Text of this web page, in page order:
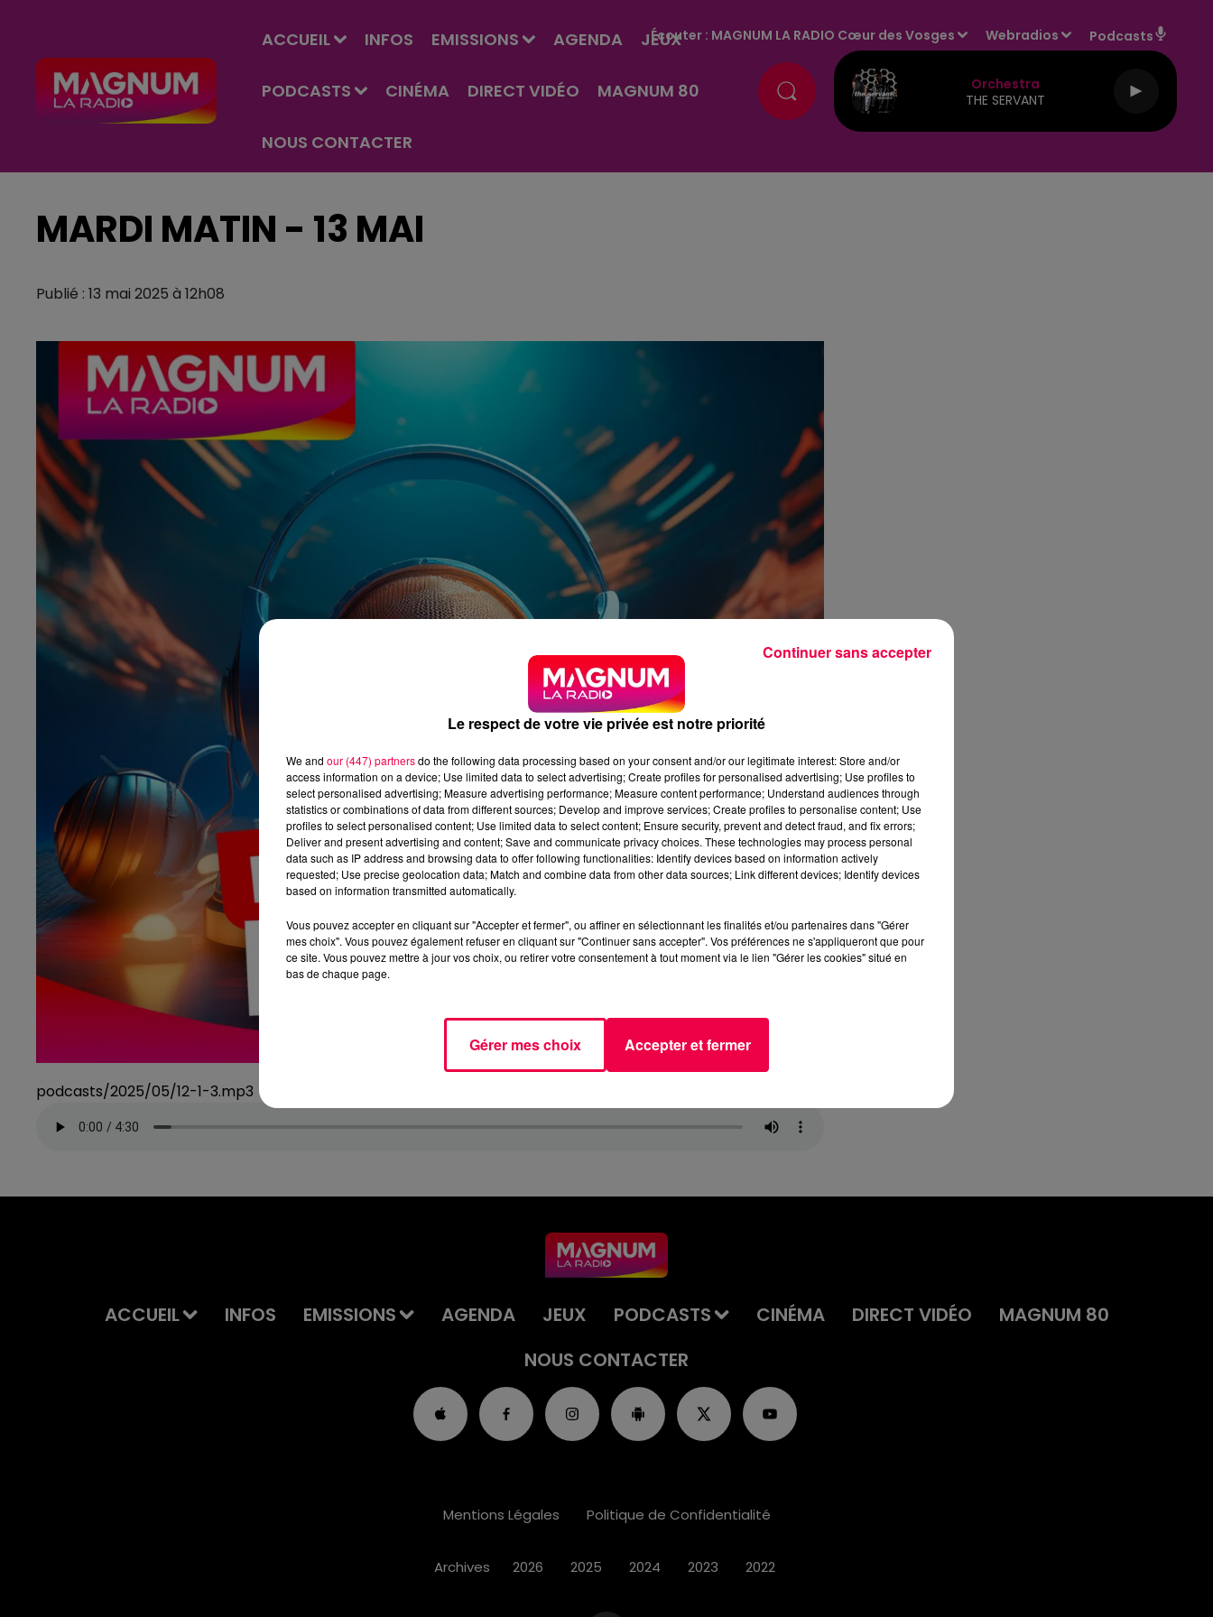
ACCUEIL INFOS EMISSIONS AGENDA JEUX
PODCASTS CINÉMA DIRECT VIDÉO MAGNUM 80
NOUS CONTACTER
Écouter : MAGNUM LA RADIO Cœur des Vosges Webradios Podcasts
Orchestra
THE SERVANT
MARDI MATIN - 13 MAI
Publié : 13 mai 2025 à 12h08
podcasts/2025/05/12-1-3.mp3
ACCUEIL INFOS EMISSIONS AGENDA JEUX PODCASTS CINÉMA DIRECT VIDÉO
MAGNUM 80
NOUS CONTACTER
Mentions Légales Politique de Confidentialité
Archives 2026 2025 2024 2023 2022
Le respect de votre vie privée est notre priorité
We and our (447) partnersdo the following data processing based on your consent and/or our legitimate interest: Store and/or
access information on a device; Use limited data to select advertising; Create profiles for personalised advertising; Use profiles to
select personalised advertising; Measure advertising performance; Measure content performance; Understand audiences through
statistics or combinations of data from different sources; Develop and improve services; Create profiles to personalise content; Use
profiles to select personalised content; Use limited data to select content; Ensure security, prevent and detect fraud, and fix errors;
Deliver and present advertising and content; Save and communicate privacy choices. These technologies may process personal
data such as IP address and browsing data to offer following functionalities: Identify devices based on information actively
requested; Use precise geolocation data; Match and combine data from other data sources; Link different devices; Identify devices
based on information transmitted automatically.
Vous pouvez accepter en cliquant sur "Accepter et fermer", ou affiner en sélectionnant les finalités et/ou partenaires dans "Gérer
mes choix". Vous pouvez également refuser en cliquant sur "Continuer sans accepter". Vos préférences ne s'appliqueront que pour
ce site. Vous pouvez mettre à jour vos choix, ou retirer votre consentement à tout moment via le lien "Gérer les cookies" situé en
bas de chaque page.
Gérer mes choix Accepter et fermer
Continuer sans accepter